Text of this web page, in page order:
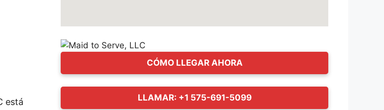
está
CÓMO LLEGAR AHORA
LLAMAR: +1 575-691-5099